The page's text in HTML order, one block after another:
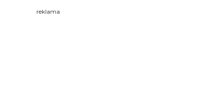
reklama